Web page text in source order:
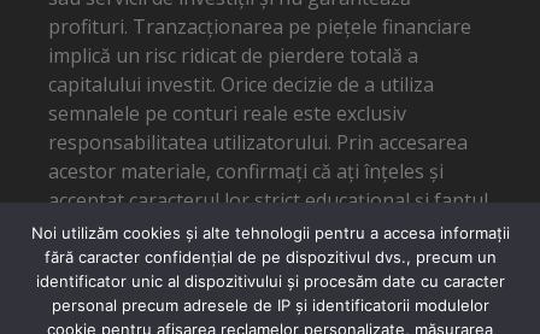
profituri. Tranzacționarea pe piețele financiare
implică un risc ridicat de pierdere totală a
capitalului investit. Orice decizie de a utiliza
semnalele pe conturi reale este exclusiv
responsabilitatea utilizatorului. Prin accesarea
acestor materiale, confirmați că ați înțeles și
acceptat caracterul lor strict educațional și faptul
că autorul nu poate fi tras la răspundere pentru
eventuale pierderi financiare.
Noi utilizăm cookies și alte tehnologii pentru a accesa informații
fără caracter confidențial de pe dispozitivul dvs., precum un
identificator unic al dispozitivului și procesăm date cu caracter
personal precum adresele de IP și identificatorii modulelor
cookie pentru afișarea reclamelor personalizate, măsurarea